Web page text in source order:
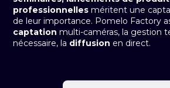
professionnelles méritent une
de leur importance. Pomelo Factory
captation multi-caméras, la gestion
nécessaire, la diffusion en direct.